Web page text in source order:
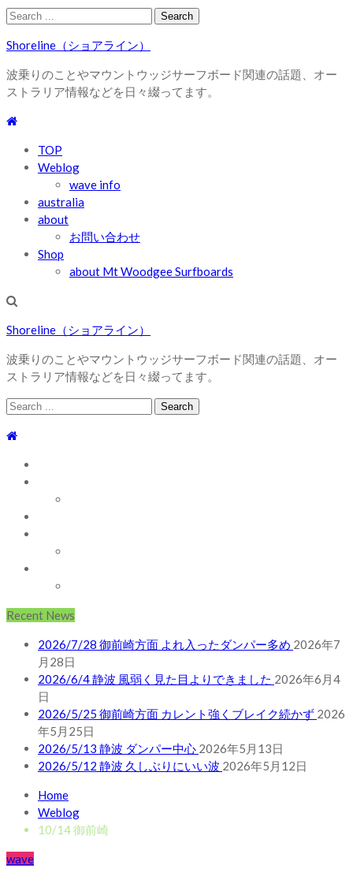
Skip
navigation
Skip
content
Search
Shoreline（ショアライン）
波乗りのことやマウントウッジサーフボード関連の話題、オー
ストラリア情報などを日々綴ってます。
TOP
Weblog
wave info
australia
about
お問い合わせ
Shop
about Mt Woodgee Surfboards
Shoreline（ショアライン）
波乗りのことやマウントウッジサーフボード関連の話題、オー
ストラリア情報などを日々綴ってます。
Search
Recent News
2026/7/28 御前崎方面 よれ入ったダンパー多め 2026年7
月28日
2026/6/4 静波 風弱く見た目よりできました 2026年6月4
日
2026/5/25 御前崎方面 カレント強くブレイク続かず 2026
年5月25日
2026/5/13 静波 ダンパー中心 2026年5月13日
2026/5/12 静波 久しぶりにいい波 2026年5月12日
Home
Weblog
10/14 御前崎
wave